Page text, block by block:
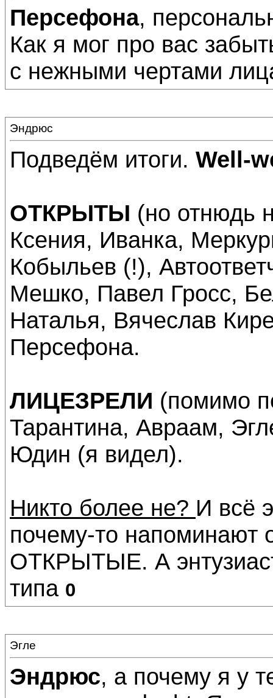
Персефона,
Как я мог про вас
с нежными чертами
Эндрюс
Подведём итоги. Well-
ОТКРЫТЫ (но отнюдь
Ксения, Иванка,
Кобыльев (!),
Мешко, Павел Гросс,
Наталья, Вячеслав
Персефона.
ЛИЦЕЗРЕЛИ (помимо
Тарантина, Авраам,
Юдин (я видел).
Никто более не? И всё
почему-то напоминают
ОТКРЫТЫЕ. А
типа 0
Эгле
Эндрюс, а почему я у